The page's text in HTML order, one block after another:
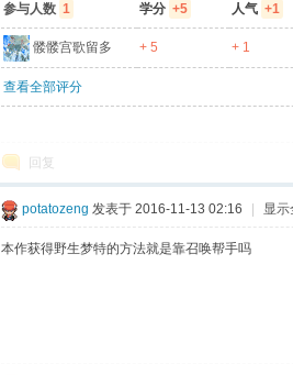
参与人数 1 学分 +5 人气 +1
髅髅宫歌留多 + 5 + 1
查看全部评分
回复
potatozeng 发表于 2016-11-13 02:16 | 显
本作获得野生梦特的方法就是靠召唤帮手吗